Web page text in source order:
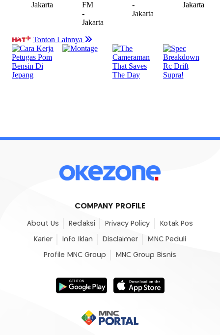
COMPANY PROFILE
About Us Redaksi Privacy Policy Kotak Pos
Karier Info Iklan Disclaimer MNC Peduli
Profile MNC Group MNC Group Bisnis